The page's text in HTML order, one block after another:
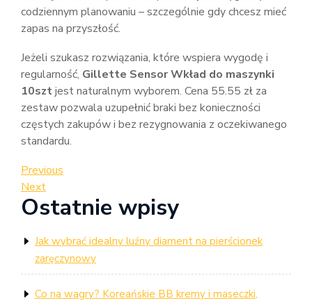
codziennym planowaniu – szczególnie gdy chcesz mieć
zapas na przyszłość.
Jeżeli szukasz rozwiązania, które wspiera wygodę i
regularność, Gillette Sensor Wkład do maszynki
10sztjest naturalnym wyborem. Cena 55.55 zł za
zestaw pozwala uzupełnić braki bez konieczności
częstych zakupów i bez rezygnowania z oczekiwanego
standardu.
Nawigacja
wpisu
Previous
Post
Previous
Next
Post
Next
Ostatnie wpisy
Jak wybrać idealny luźny diament na pierścionek
zaręczynowy
Co na wagry? Koreańskie BB kremy i maseczki,